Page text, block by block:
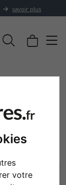
votre